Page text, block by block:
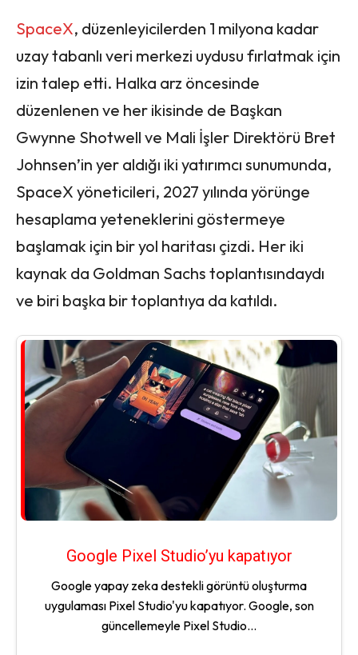
SpaceX, düzenleyicilerden 1 milyona kadar
uzay tabanlı veri merkezi uydusu fırlatmak için
izin talep etti. Halka arz öncesinde
düzenlenen ve her ikisinde de Başkan
Gwynne Shotwell ve Mali İşler Direktörü Bret
Johnsen’in yer aldığı iki yatırımcı sunumunda,
SpaceX yöneticileri, 2027 yılında yörünge
hesaplama yeteneklerini göstermeye
başlamak için bir yol haritası çizdi. Her iki
kaynak da Goldman Sachs toplantısındaydı
ve biri başka bir toplantıya da katıldı.
Google Pixel Studio’yu kapatıyor
Google yapay zeka destekli görüntü oluşturma
uygulaması Pixel Studio'yu kapatıyor. Google, son
güncellemeyle Pixel Studio...